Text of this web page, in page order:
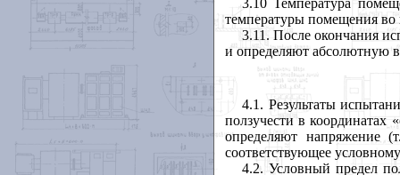
температуры помещения
3.11 . После окончания
и определяют абсолютную
4.1 . Результаты
ползучести в координатах
определяют напряжение
соответствующее
4.2. Условный предел